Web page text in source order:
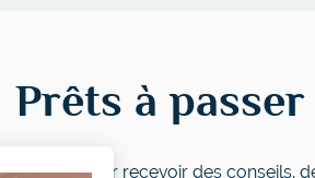
Prêts à
pour recevoir des conseils,